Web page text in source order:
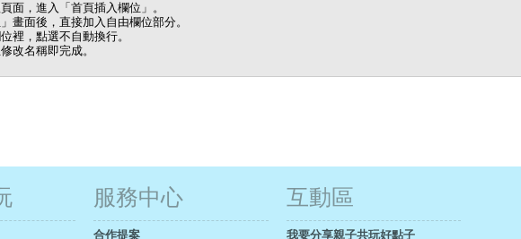
面，進入「首頁插入欄位」。
畫面後，直接加入自由欄位部分。
裡，點選不自動換行。
改名稱即完成。
服務中心
合作提案
互動區
我要分享親子共玩好點子